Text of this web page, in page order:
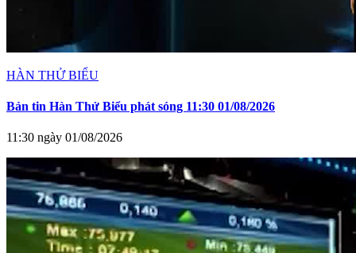
HÀN THỬ BIỂU
Bản tin Hàn Thử Biểu phát sóng 11:30 01/08/2026
11:30 ngày 01/08/2026